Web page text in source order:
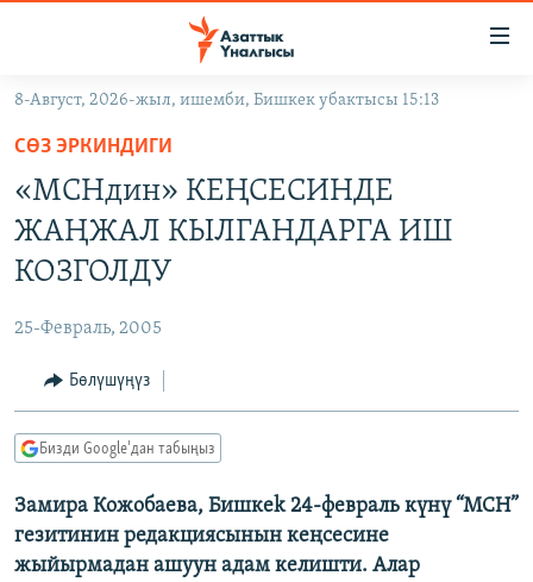
Навигацияга
өтүңүз
Издөөгө
салыңыз
САЯСАТ
МАДАНИЯТ
ДҮЙНӨ
УКРАИНА
ТВ ПРОГРАММАЛАР
БҮГҮН АЗАТТЫКТА
ДАНИСТЕ
ЭЖЕ-СИҢДИЛЕР
ПОДКАСТ
ОНЛАЙН ШЕРИНЕ
8-Август, 2026-жыл, ишемби, Бишкек убактысы 15:13
СӨЗ ЭРКИНДИГИ
«МСНдин» КЕҢСЕСИНДЕ
ЖАҢЖАЛ КЫЛГАНДАРГА ИШ
КОЗГОЛДУ
25-Февраль, 2005
Бөлүшүңүз
Бизди Google'дан табыңыз
Замира Кожобаева, Бишкеk 24-февраль күнү “МСН”
гезитинин редакциясынын кеңсесине
жыйырмадан ашуун адам келишти. Алар